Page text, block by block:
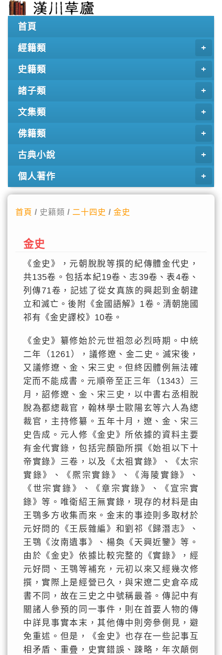
首頁
經籍類
史籍類
諸子類
文集類
佛籍類
古典小說
個人著作
首頁 / 史籍類 / 二十四史 /金史
金史
《金史》，元朝脫脫等撰的紀傳體金代史，
共135卷。包括本紀19卷、志39卷、表4卷、
列傳71卷，記述了從女真族的興起到金朝建
立和滅亡。後附《金國語解》1卷。清朝施國
祁有《金史譯校》10卷。
《金史》纂修始於元世祖忽必烈時期。中統
二年（1261），議修遼、金二史。滅宋後，
又議修遼、金、宋三史。但終因體例無法確
定而不能成書。元順帝至正三年（1343）三
月，詔修遼、金、宋三史，以中書右丞相脫
脫為都緫裁官，翰林學士歐陽玄等六人為緫
裁官，主持修纂。五年十月，遼、金、宋三
史告成。元人修《金史》所依據的資料主要
有金代實錄，包括完顏勖所撰《始祖以下十
帝實錄》三卷，以及《太祖實錄》、《太宗
實錄》、《熈宗實錄》、《海陵實錄》、
《世宗實錄》、《章宗實錄》、《宣宗實
錄》等。唯衛紹王無實錄，現存的材料是由
王鶚多方收集而來。金末的事迹則多取材於
元好問的《王辰雜編》和劉祁《歸潛志》、
王鶚《汝南遺事》、楊奐《天興近鑒》等。
由於《金史》依據比較完整的《實錄》，經
元好問、王鶚等補充，元初以來又經幾次修
撰，實際上是經營已久，與宋遼二史倉卒成
書不同，故在三史之中號稱最善。傳記中有
關諸人參預的同一事件，則在首要人物的傳
中詳見事實本末，其他傳中則旁參側見，避
免重述。但是，《金史》也存在一些記事互
相矛盾、重疊，史實錯誤、踈略，年次顛倒